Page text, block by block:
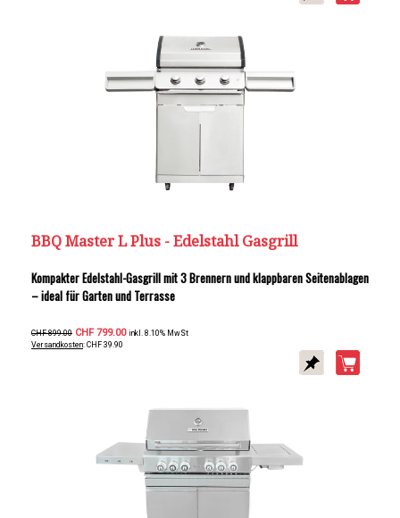
BBQ Master L Plus - Edelstahl Gasgrill
Kompakter Edelstahl-Gasgrill mit 3 Brennern und klappbaren Seitenablagen
– ideal für Garten und Terrasse
CHF 899.00 CHF 799.00 inkl. 8.10% MwSt
Versandkosten: CHF 39.90